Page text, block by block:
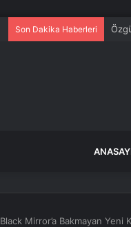
Son Dakika Haberleri
Black Mirror’a Bakmayan Yeni